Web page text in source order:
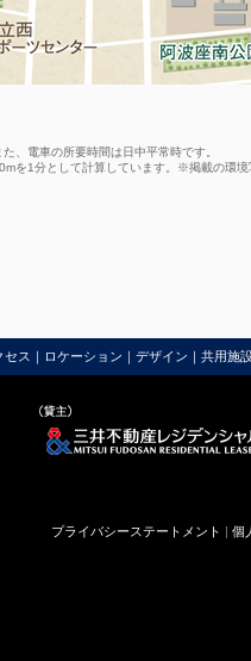
、電車の所要時間は日中平常時です。
を1分として計算しています。※掲載の環
セス ｜ ロケーション ｜デザイン ｜共用施
プライバシーステートメント | 個